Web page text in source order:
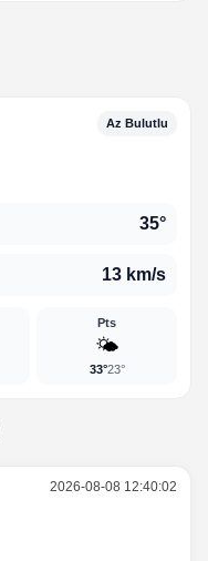
Az Bulutlu
35°
13 km/s
Pts
🌤️
33°23°
2026-08-08 12:40:02